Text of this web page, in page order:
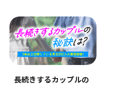
長続きするカップルの